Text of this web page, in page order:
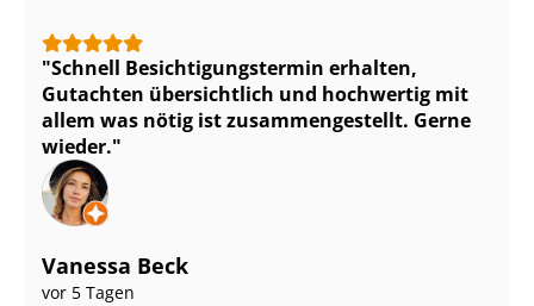
Schnell Be­sich­ti­gungs­ter­min erhalten,
Gutachten übersichtlich und hochwertig mit
allem was nötig ist zu­sam­men­ge­stellt. Gerne
wieder.
Vanessa Beck
vor 5 Tagen